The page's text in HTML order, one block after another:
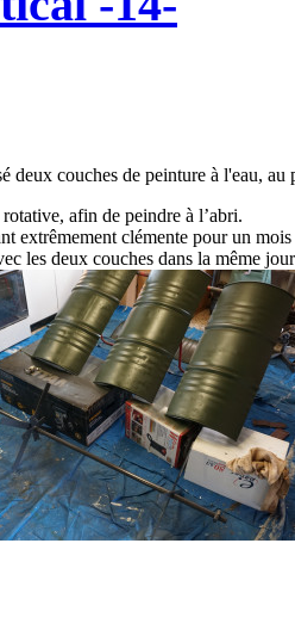
couches de peinture à l'eau,
afin de peindre à l’abri.
extrêmement clémente pour un
les deux couches dans la même